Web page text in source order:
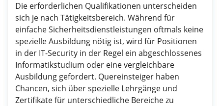
Die erforderlichen Qualifikationen unterscheiden
sich je nach Tätigkeitsbereich. Während für
einfache Sicherheitsdienstleistungen oftmals keine
spezielle Ausbildung nötig ist, wird für Positionen
in der IT-Security in der Regel ein abgeschlossenes
Informatikstudium oder eine vergleichbare
Ausbildung gefordert. Quereinsteiger haben
Chancen, sich über spezielle Lehrgänge und
Zertifikate für unterschiedliche Bereiche zu